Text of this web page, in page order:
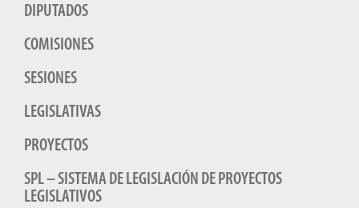
DIPUTADOS
COMISIONES
SESIONES
LEGISLATIVAS
PROYECTOS
SPL – SISTEMA DE LEGISLACIÓN DE PROYECTOS
LEGISLATIVOS